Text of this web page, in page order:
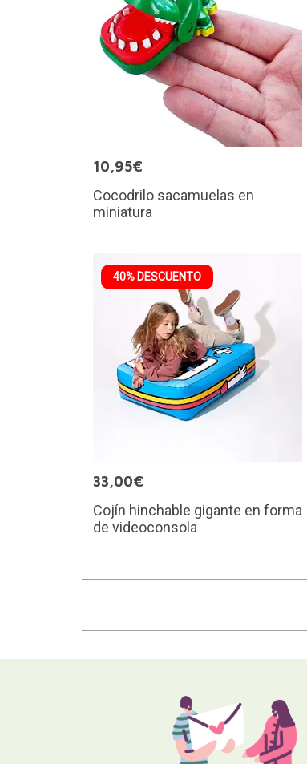
10,95€
Cocodrilo sacamuelas en
miniatura
40% DESCUENTO
33,00€
Cojín hinchable gigante en forma
de videoconsola